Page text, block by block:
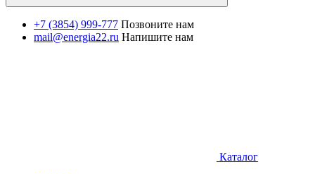
+7 (3854) 999-777 Позвоните нам
mail@energia22.ru Напишите нам
Каталог